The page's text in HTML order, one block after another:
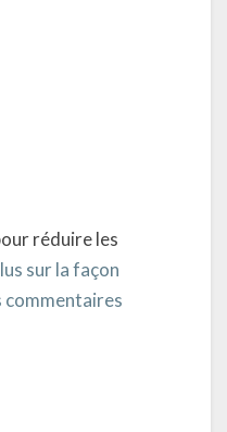
réduire les
sur la façon
commentaires